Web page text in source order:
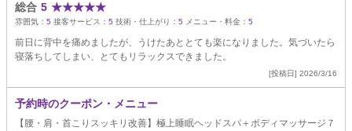
総合 5 ★★★★★
雰囲気： 5 接客サービス： 5 技術・仕上がり： 5 メニュー・料金： 5
前日に背中を痛めましたが、うけたあととても楽になりました。気づいたら
寝落ちしてしまい、とてもリラックスできました。
[投稿日] 2026/3/16
予約時のクーポン・メニュー
【腰・肩・首こりスッキリ改善】極上睡眠ヘッドスパ＋ボディマッサージ７